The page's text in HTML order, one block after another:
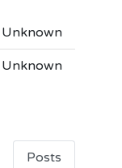
Unknown
Unknown
Posts